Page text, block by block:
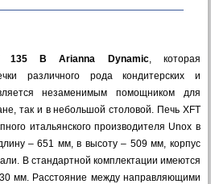
135 В Arianna Dynamic, которая
различного рода кондитерских и
незаменимым помощником для
так и в небольшой столовой. Печь XFT
итальянского производителя Unox в
– 651 мм, в высоту – 509 мм, корпус
В стандартной комплектации имеются
мм. Расстояние между направляющими